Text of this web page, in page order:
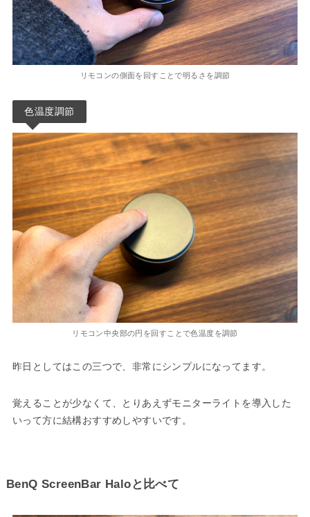
リモコンの側面を回すことで明るさを調節
色温度調節
リモコン中央部の円を回すことで色温度を調節
昨日としてはこの三つで、非常にシンプルになってます。
覚えることが少なくて、とりあえずモニターライトを導入した
いって方に結構おすすめしやすいです。
BenQ ScreenBar Haloと比べて